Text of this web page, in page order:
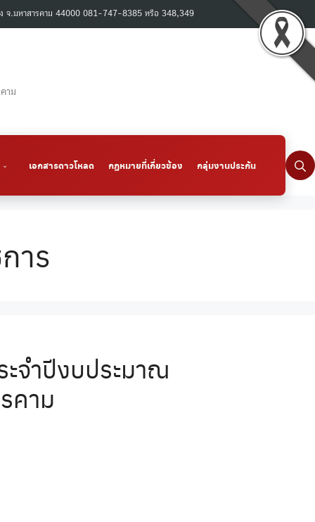
ง จ.มหาสารคาม 44000 081-747-8385 หรือ 348,349
าม
เอกสารดาวโหลด กฏหมายที่เกี่ยวข้อง กลุ่มงานประกัน
าร
จำปีงบประมาณ
คาม